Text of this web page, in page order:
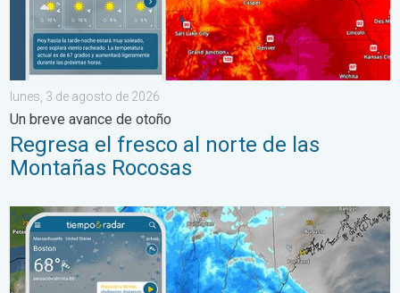
lunes, 3 de agosto de 2026
Un breve avance de otoño
Regresa el fresco al norte de las
Montañas Rocosas
Las lluvias torrenciales se desplazan hacia el norte a lo